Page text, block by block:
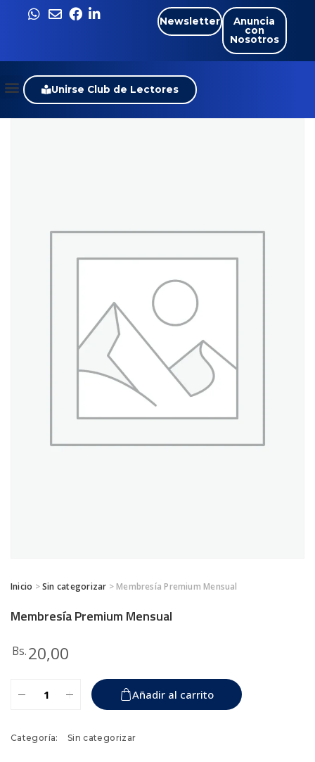
Newsletter
Anuncia
con
Nosotros
Unirse Club de Lectores
Inicio >Sin categorizar > Membresía Premium Mensual
Membresía Premium Mensual
Bs.20,00
Añadir al carrito
Categoría: Sin categorizar